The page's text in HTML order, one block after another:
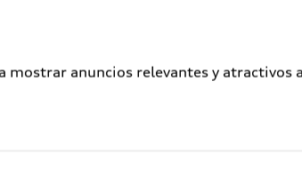
Servicios al cliente
mostrar anuncios relevantes y